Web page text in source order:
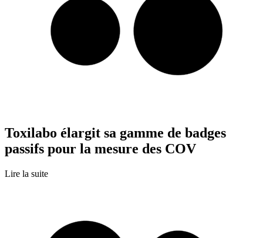
Toxilabo élargit sa gamme de badges
passifs pour la mesure des COV
Lire la suite